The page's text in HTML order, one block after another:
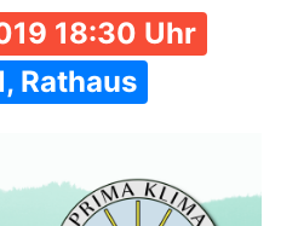
18:30 Uhr
Rathaus